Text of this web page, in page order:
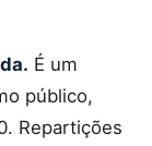
É um
público,
Repartições